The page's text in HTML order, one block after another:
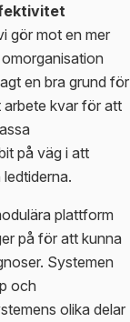
gör mot en mer
en bra grund för
arbete kvar för att
på väg i att
plattform
på för att kunna
Systemen
och
olika delar